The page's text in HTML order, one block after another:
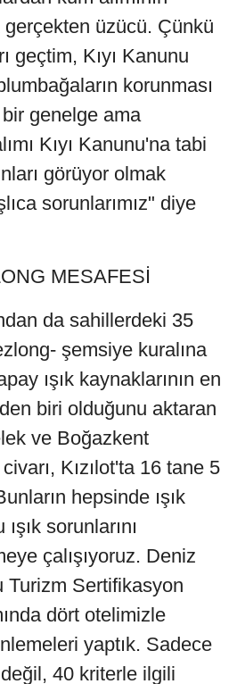
üzücü. Çünkü
geçtim, Kıyı Kanunu
korunması
genelge ama
Kıyı Kanunu'na tabi
görüyor olmak
sorunlarımız" diye
MESAFESİ
da sahillerdeki 35
şemsiye kuralına
ışık kaynaklarının en
biri olduğunu aktaran
ve Boğazkent
Kızılot'ta 16 tane 5
hepsinde ışık
sorunlarını
çalışıyoruz. Deniz
Turizm Sertifikasyon
dört otelimizle
yaptık. Sadece
40 kriterle ilgili